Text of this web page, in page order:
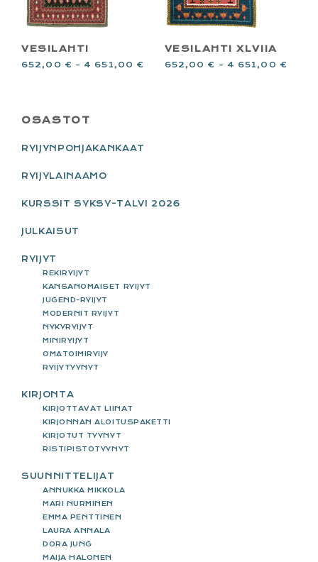
VESILAHTI
652,00 € – 4 651,00 €
VESILAHTI XLVIIA
652,00 € – 4 651,00 €
PRIMARY
SIDEBAR
OSASTOT
RYIJYNPOHJAKANKAAT
RYIJYLAINAAMO
KURSSIT SYKSY-TALVI 2026
JULKAISUT
RYIJYT
REKIRYIJYT
KANSANOMAISET RYIJYT
JUGEND-RYIJYT
MODERNIT RYIJYT
NYKYRYIJYT
MINIRYIJYT
OMATOIMIRYIJY
RYIJYTYYNYT
KIRJONTA
KIRJOTTAVAT LIINAT
KIRJONNAN ALOITUSPAKETTI
KIRJOTUT TYYNYT
RISTIPISTOTYYNYT
SUUNNITTELIJAT
ANNUKKA MIKKOLA
MARI NURMINEN
EMMA PENTTINEN
LAURA ANNALA
DORA JUNG
MAIJA HALONEN